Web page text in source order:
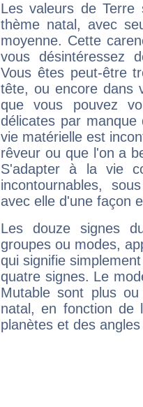
Les valeurs de Terre
thème natal, avec
moyenne. Cette
vous désintéressez
Vous êtes peut-être
tête, ou encore dans
que vous pouvez
délicates par
vie matérielle est
rêveur ou que l'on a
S'adapter à la vie
incontournables,
avec elle d'une façon
Les douze signes
groupes ou modes,
qui signifie
quatre signes. Le
Mutable sont plus
natal, en fonction de
planètes et des